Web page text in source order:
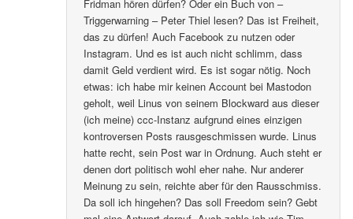
Fridman hören dürfen? Oder ein Buch von –
Triggerwarning – Peter Thiel lesen? Das ist Freiheit,
das zu dürfen! Auch Facebook zu nutzen oder
Instagram. Und es ist auch nicht schlimm, dass
damit Geld verdient wird. Es ist sogar nötig. Noch
etwas: ich habe mir keinen Account bei Mastodon
geholt, weil Linus von seinem Blockward aus dieser
(ich meine) ccc-Instanz aufgrund eines einzigen
kontroversen Posts rausgeschmissen wurde. Linus
hatte recht, sein Post war in Ordnung. Auch steht er
denen dort politisch wohl eher nahe. Nur anderer
Meinung zu sein, reichte aber für den Rausschmiss.
Da soll ich hingehen? Das soll Freedom sein? Gebt